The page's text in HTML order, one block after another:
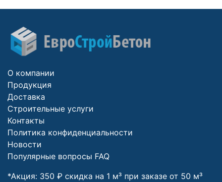
О компании
Продукция
Доставка
Строительные услуги
Контакты
Политика конфиденциальности
Новости
Популярные вопросы FAQ
*Акция: 350 ₽ скидка на 1 м³ при заказе от 50 м³